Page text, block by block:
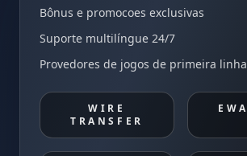
Bônus e promocoes exclusivas
Suporte multilíngue 24/7
Provedores de jogos de primeira linha
WIRE
TRANSFER